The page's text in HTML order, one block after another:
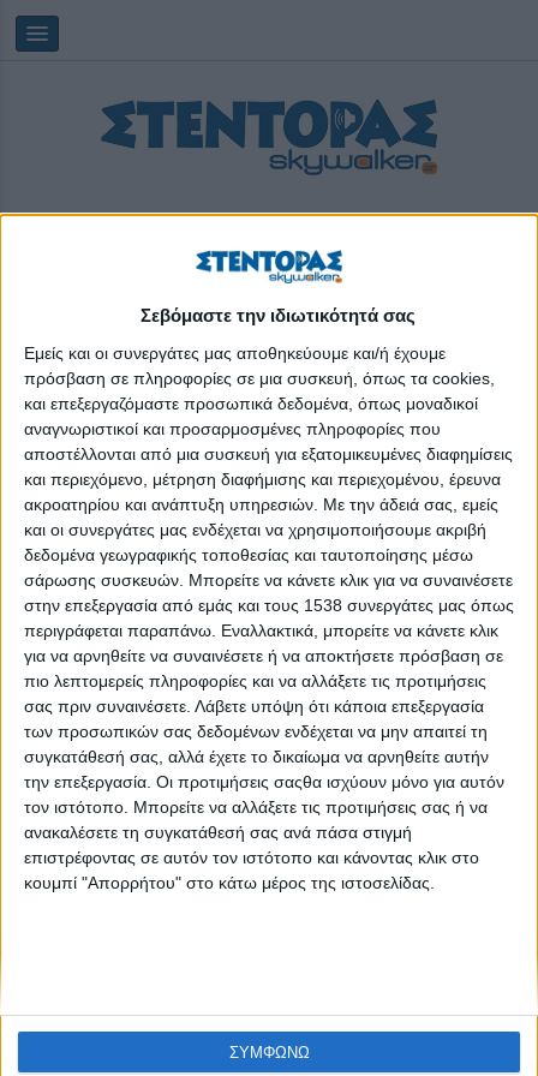
Σεβόμαστε την ιδιωτικότητά σας
Εμείς και οι συνεργάτες μας αποθηκεύουμε και/ή έχουμε
πρόσβαση σε πληροφορίες σε μια συσκευή, όπως τα cookies,
και επεξεργαζόμαστε προσωπικά δεδομένα, όπως μοναδικοί
αναγνωριστικοί και προσαρμοσμένες πληροφορίες που
αποστέλλονται από μια συσκευή για εξατομικευμένες διαφημίσεις
και περιεχόμενο, μέτρηση διαφήμισης και περιεχομένου, έρευνα
ακροατηρίου και ανάπτυξη υπηρεσιών. Με την άδειά σας, εμείς
και οι συνεργάτες μας ενδέχεται να χρησιμοποιήσουμε ακριβή
δεδομένα γεωγραφικής τοποθεσίας και ταυτοποίησης μέσω
σάρωσης συσκευών. Μπορείτε να κάνετε κλικ για να συναινέσετε
στην επεξεργασία από εμάς και τους 1538 συνεργάτες μας όπως
περιγράφεται παραπάνω. Εναλλακτικά, μπορείτε να κάνετε κλικ
για να αρνηθείτε να συναινέσετε ή να αποκτήσετε πρόσβαση σε
πιο λεπτομερείς πληροφορίες και να αλλάξετε τις προτιμήσεις
σας πριν συναινέσετε. Λάβετε υπόψη ότι κάποια επεξεργασία
των προσωπικών σας δεδομένων ενδέχεται να μην απαιτεί τη
συγκατάθεσή σας, αλλά έχετε το δικαίωμα να αρνηθείτε αυτήν
την επεξεργασία. Οι προτιμήσεις σαςθα ισχύουν μόνο για αυτόν
τον ιστότοπο. Μπορείτε να αλλάξετε τις προτιμήσεις σας ή να
ανακαλέσετε τη συγκατάθεσή σας ανά πάσα στιγμή
επιστρέφοντας σε αυτόν τον ιστότοπο και κάνοντας κλικ στο
κουμπί "Απορρήτου" στο κάτω μέρος της ιστοσελίδας.
ΣΥΜΦΩΝΩ
Κυριακή, 09/08/202610:32:46
πτυχίο
Στα Social Media - 2
None feed
CONNECT